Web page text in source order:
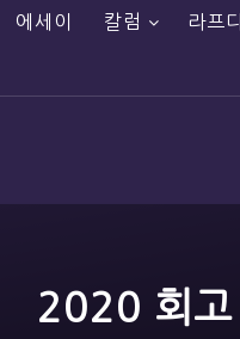
에세이 칼럼 라프디
2020 회고